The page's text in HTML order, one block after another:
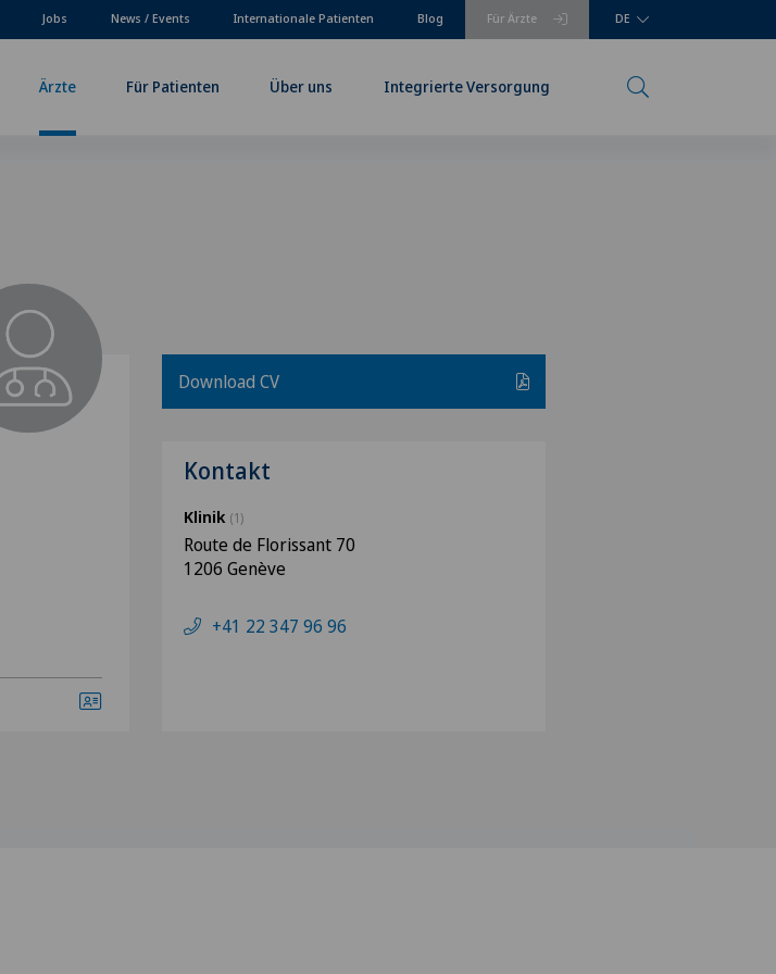
Für Ärzte
Jobs News / Events Internationale Patienten Blog DE
Ärzte Für Patienten Über uns Integrierte Versorgung
Download CV
Kontakt
Klinik (1)
Route de Florissant 70
1206 Genève
+41 22 347 96 96